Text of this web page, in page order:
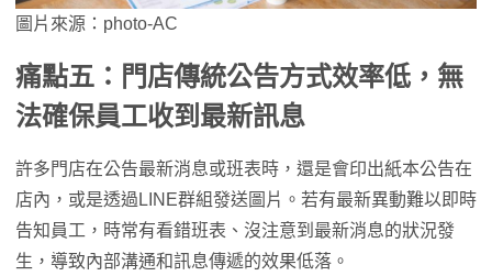
圖片來源：photo-AC
痛點五：門店傳統公告方式效率低，無
法確保員工收到最新訊息
許多門店在公告最新消息或班表時，還是會印出紙本公告在
店內，或是透過LINE群組發送圖片。若有最新異動難以即時
告知員工，時常有看錯班表、沒注意到最新消息的狀況發
生，導致內部溝通和訊息傳遞的效果低落。